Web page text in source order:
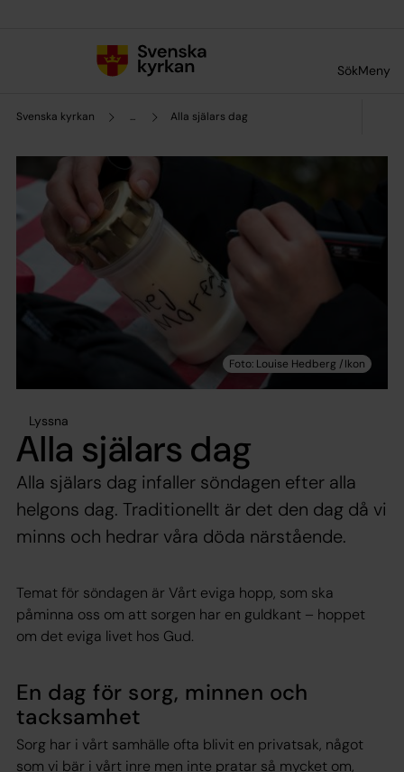
SökMeny
Svenska kyrkan ... Alla själars dag
Lyssna
Alla själars dag
Alla själars dag infaller söndagen efter alla
helgons dag. Traditionellt är det den dag då vi
minns och hedrar våra döda närstående.
Temat för söndagen är Vårt eviga hopp, som ska
påminna oss om att sorgen har en guldkant – hoppet
om det eviga livet hos Gud.
En dag för sorg, minnen och
tacksamhet
Sorg har i vårt samhälle ofta blivit en privatsak, något
som vi bär i vårt inre men inte pratar så mycket om,